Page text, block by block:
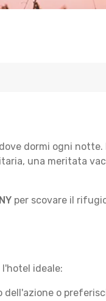
dormi ogni notte.
una meritata
per scovare il
ideale:
dell'azione o